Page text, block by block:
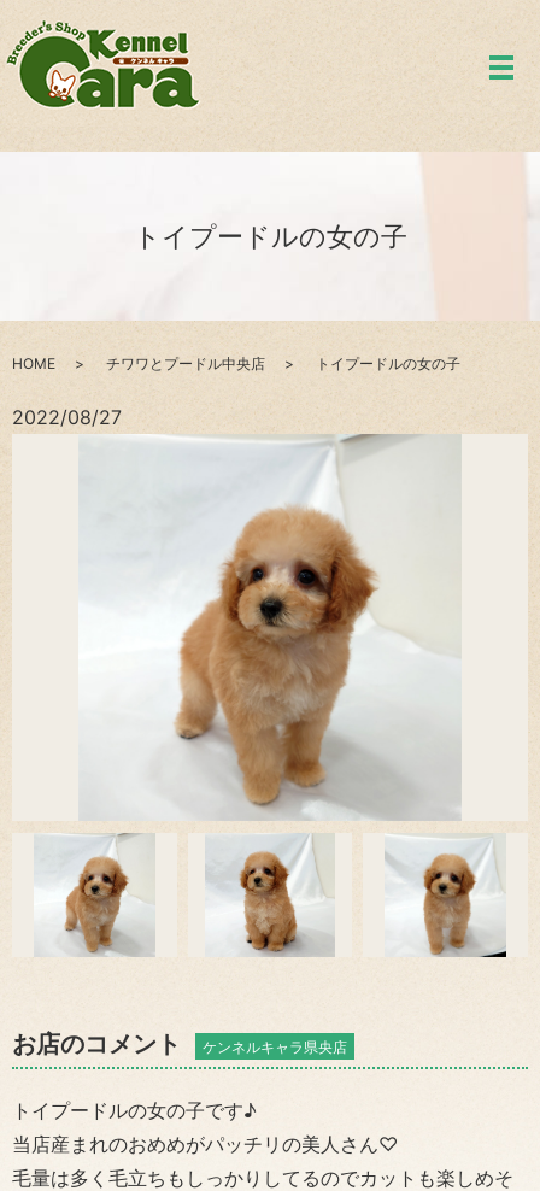
メ
トイプードルの女の子
HOME チワワとプードル中央店 トイプードルの女の子
2022/08/27
お店のコメント ケンネルキャラ県央店
トイプードルの女の子です♪
当店産まれのおめめがパッチリの美人さん♡
毛量は多く毛立ちもしっかりしてるのでカットも楽しめそ